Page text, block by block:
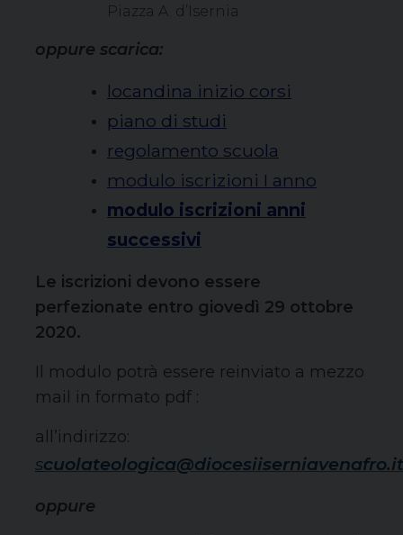
Piazza A. d’Isernia
oppure scarica:
locandina inizio corsi
piano di studi
regolamento scuola
modulo iscrizioni I anno
modulo iscrizioni anni
successivi
Le iscrizioni devono essere
perfezionate entro giovedì 29 ottobre
2020.
Il modulo potrà essere reinviato a mezzo
mail in formato pdf :
all’indirizzo:
s
oppure